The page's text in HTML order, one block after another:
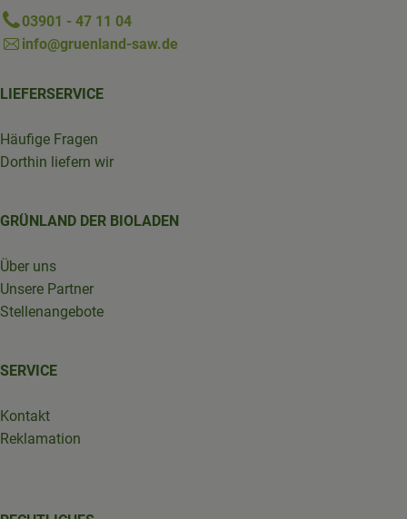
03901 - 47 11 04
info@gruenland-saw.de
LIEFERSERVICE
Häufige Fragen
Dorthin liefern wir
GRÜNLAND DER BIOLADEN
Über uns
Unsere Partner
Stellenangebote
SERVICE
Kontakt
Reklamation